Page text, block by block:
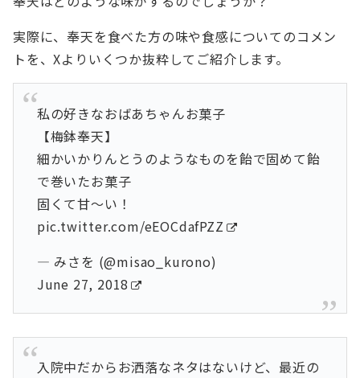
実際に、奉天を食べた方の味や食感についてのコメン
トを、Xよりいくつか抜粋してご紹介します。
私の好きなおばあちゃんお菓子
【梅鉢奉天】
細かいかりんとうのようなものを飴で固めて飴
で巻いたお菓子
固くて甘～い！
pic.twitter.com/eEOCdafPZZ
— みさを (@misao_kurono)
June 27, 2018
入院中だからお洒落なネタはないけど、最近の